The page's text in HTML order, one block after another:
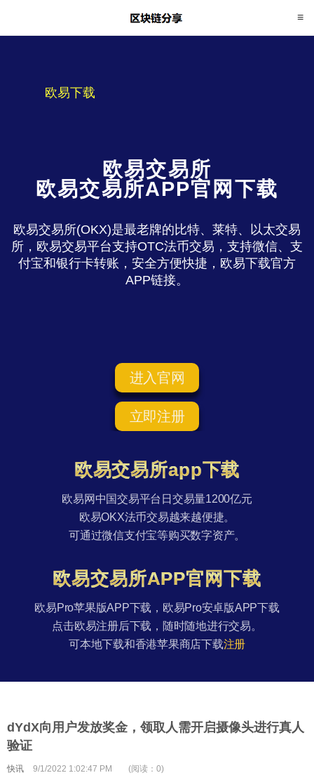
欧易下载
欧易交易所
欧易交易所APP官网下载
欧易交易所(OKX)是最老牌的比特、莱特、以太交易
所，欧易交易平台支持OTC法币交易，支持微信、支
付宝和银行卡转账，安全方便快捷，欧易下载官方
APP链接。
进入官网
立即注册
欧易交易所app下载
欧易网中国交易平台日交易量1200亿元
欧易OKX法币交易越来越便捷。
可通过微信支付宝等购买数字资产。
欧易交易所APP官网下载
欧易Pro苹果版APP下载，欧易Pro安卓版APP下载
点击欧易注册后下载，随时随地进行交易。
可本地下载和香港苹果商店下载注册
dYdX向用户发放奖金，领取人需开启摄像头进行真人
验证
快讯 9/1/2022 1:02:47 PM (阅读：0)